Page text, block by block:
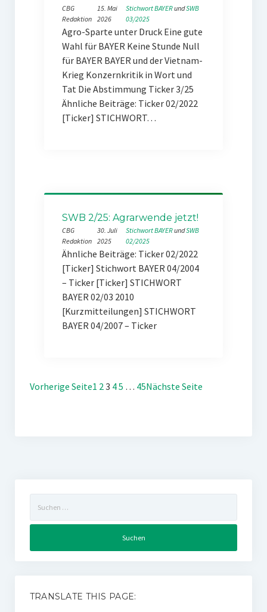
CBG
Redaktion
15. Mai
2026
Stichwort BAYER und SWB
03/2025
Agro-Sparte unter Druck Eine gute
Wahl für BAYER Keine Stunde Null
für BAYER BAYER und der Vietnam-
Krieg Konzernkritik in Wort und
Tat Die Abstimmung Ticker 3/25
Ähnliche Beiträge: Ticker 02/2022
[Ticker] STICHWORT…
SWB 2/25: Agrarwende jetzt!
CBG
Redaktion
30. Juli
2025
Stichwort BAYER und SWB
02/2025
Ähnliche Beiträge: Ticker 02/2022
[Ticker] Stichwort BAYER 04/2004
– Ticker [Ticker] STICHWORT
BAYER 02/03 2010
[Kurzmitteilungen] STICHWORT
BAYER 04/2007 – Ticker
Vorherige Seite1 23 45 … 45Nächste Seite
nach:
TRANSLATE THIS PAGE: